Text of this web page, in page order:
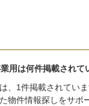
用は何件掲載されて
、1件掲載されてい
物件情報探しをサポ